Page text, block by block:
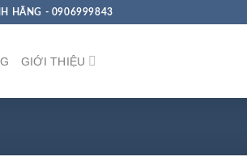
HÃNG - 0906999843
GIỚI THIỆU